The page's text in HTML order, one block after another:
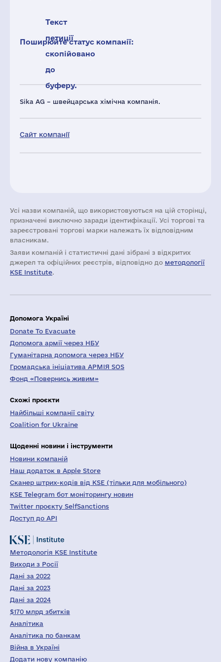
Sika AG – швейцарська хімічна компанія.
Сайт компанії
Текст
петиції
скопійовано
до
буферу.
Поширюйте статус компанії:
Усі назви компаній, що використовуються на цій сторінці,
призначені виключно заради ідентифікації. Усі торгові та
зареєстровані торгові марки належать їх відповідним
власникам.
Заяви компаній i статистичні дані зібрані з відкритих
джерел та офіційних реєстрів, відповідно до методології
KSE Institute.
Допомога Україні
Donate To Evacuate
Допомога армії через НБУ
Гуманітарна допомога через НБУ
Громадська ініціатива АРМІЯ SOS
Фонд «Повернись живим»
Схожі проєкти
Найбільші компанії світу
Coalition for Ukraine
Щоденні новини і інструменти
Новини компаній
Наш додаток в Apple Store
Сканер штрих-кодів від KSE (тільки для мобільного)
KSE Telegram бот моніторингу новин
Twitter проєкту SelfSanctions
Доступ до API
Методологія KSE Institute
Виходи з Росії
Дані за 2022
Дані за 2023
Дані за 2024
$170 млрд збитків
Аналітика
Аналітика по банкам
Війна в Україні
Додати нову компанію